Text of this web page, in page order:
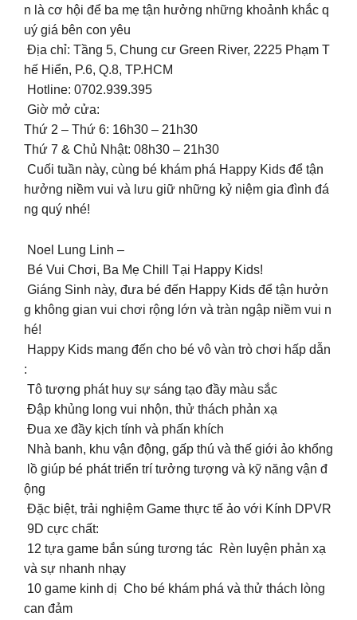
n là cơ hội để ba mẹ tận hưởng những khoảnh khắc q
uý giá bên con yêu
Địa chỉ: Tầng 5, Chung cư Green River, 2225 Phạm T
hế Hiển, P.6, Q.8, TP.HCM
Hotline: 0702.939.395
Giờ mở cửa:
Thứ 2 – Thứ 6: 16h30 – 21h30
Thứ 7 & Chủ Nhật: 08h30 – 21h30
Cuối tuần này, cùng bé khám phá Happy Kids để tận
hưởng niềm vui và lưu giữ những kỷ niệm gia đình đá
ng quý nhé! ️
Noel Lung Linh –
Bé Vui Chơi, Ba Mẹ Chill Tại Happy Kids!
Giáng Sinh này, đưa bé đến Happy Kids để tận hưởn
g không gian vui chơi rộng lớn và tràn ngập niềm vui n
hé! ️
Happy Kids mang đến cho bé vô vàn trò chơi hấp dẫn
:
Tô tượng phát huy sự sáng tạo đầy màu sắc ‍
Đập khủng long vui nhộn, thử thách phản xạ
️ Đua xe đầy kịch tính và phấn khích
Nhà banh, khu vận động, gấp thú và thế giới ảo khổng
lồ giúp bé phát triển trí tưởng tượng và kỹ năng vận đ
ộng
Đặc biệt, trải nghiệm Game thực tế ảo với Kính DPVR
9D cực chất:
12 tựa game bắn súng tương tác Rèn luyện phản xạ
và sự nhanh nhạy
10 game kinh dị Cho bé khám phá và thử thách lòng
can đảm